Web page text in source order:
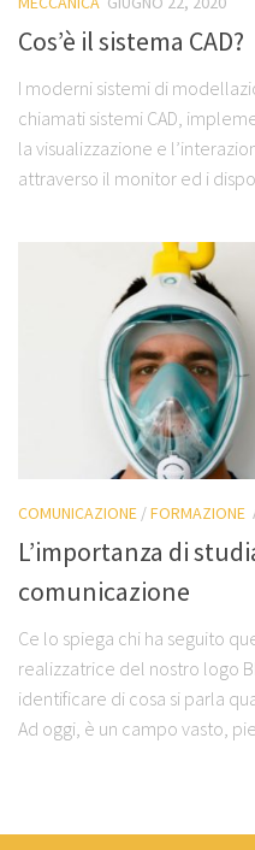
Cos’è il sistema CAD?
I moderni sistemi di
chiamati sistemi CAD,
la visualizzazione e
attraverso il monitor ed i
COMUNICAZIONE /FORMAZIONE
L’importanza di
comunicazione
Ce lo spiega chi ha seguito
realizzatrice del nostro logo
identificare di cosa si parla
Ad oggi, è un campo vasto,